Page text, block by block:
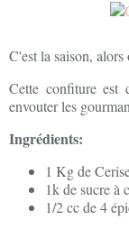
C'est la saison,
Cette confiture est
envouter les
Ingrédients:
1 Kg de
1k de sucre à
1/2 cc de 4